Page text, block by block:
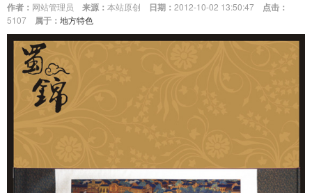
作者： 网站管理员 来源： 本站原创 日期： 2012-10-02 13:50:47 点击：
5107 属于： 地方特色